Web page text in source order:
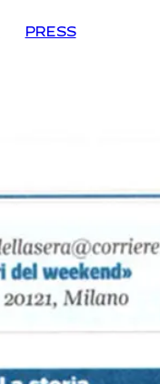
PRESS